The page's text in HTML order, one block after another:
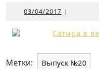
03/04/2017 03/04/2017
|
Метки: Выпуск №20